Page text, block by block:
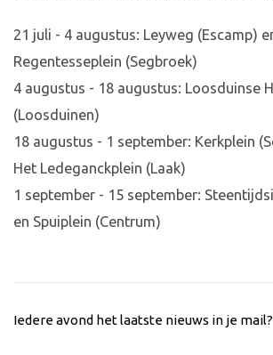
21 juli - 4 augustus: Leyweg (Escamp)
Regentesseplein (Segbroek)
4 augustus - 18 augustus: Loosduinse
(Loosduinen)
18 augustus - 1 september: Kerkplein
Het Ledeganckplein (Laak)
1 september - 15 september:
en Spuiplein (Centrum)
Iedere avond het laatste nieuws in je mail?